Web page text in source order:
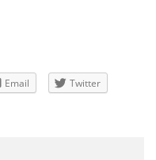
Email Twitter